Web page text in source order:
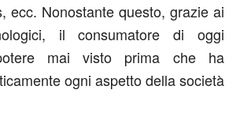
ecc. Nonostante questo, grazie ai
il consumatore di oggi
mai visto prima che ha
ogni aspetto della società